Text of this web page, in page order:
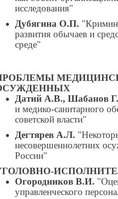
исследования"
Дубягина О.П.
развития обычаев и
среде"
Датий А.В., Шабанов
и медико-санитарного
советской власти"
Дегтярев А.Л.
несовершеннолетних
России"
Огородников В.И.
управленческого